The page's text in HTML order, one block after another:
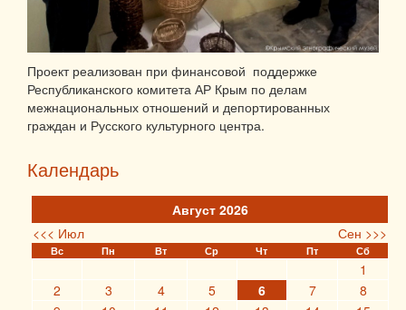
Проект реализован при финансовой поддержке
Республиканского комитета АР Крым по делам
межнациональных отношений и депортированных
граждан и Русского культурного центра.
Календарь
Август 2026
<<< Июл
Сен >>>
Вс Пн Вт Ср Чт Пт Сб
1
2
3 4 5 6 7
8